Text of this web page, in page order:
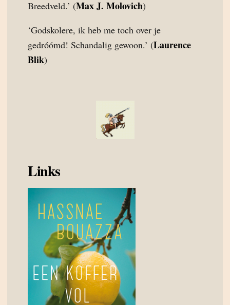
Breedveld.’ (Max J. Molovich)
‘Godskolere, ik heb me toch over je
gedróómd! Schandalig gewoon.’ (Laurence
Blik)
Links